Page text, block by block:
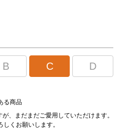
B C D
る商品
、まだまだご愛用していただけます。
くお願いします。